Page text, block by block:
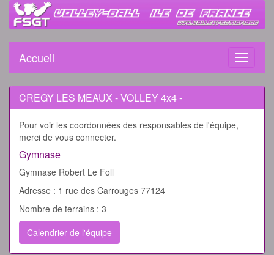
Toggle
Accueil
CREGY LES MEAUX - VOLLEY 4x4 -
Pour voir les coordonnées des responsables de l'équipe,
merci de vous connecter.
Gymnase
Gymnase Robert Le Foll
Adresse : 1 rue des Carrouges 77124
Nombre de terrains : 3
Calendrier de l'équipe